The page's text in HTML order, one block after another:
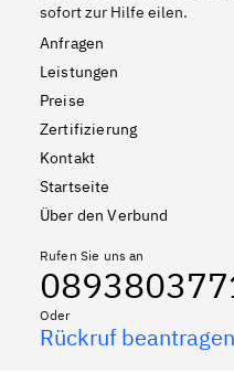
sofort zur Hilfe eilen.
Anfragen
Leistungen
Preise
Zertifizierung
Kontakt
Startseite
Über den Verbund
Rufen Sie uns an
Oder
Rückruf beantragen